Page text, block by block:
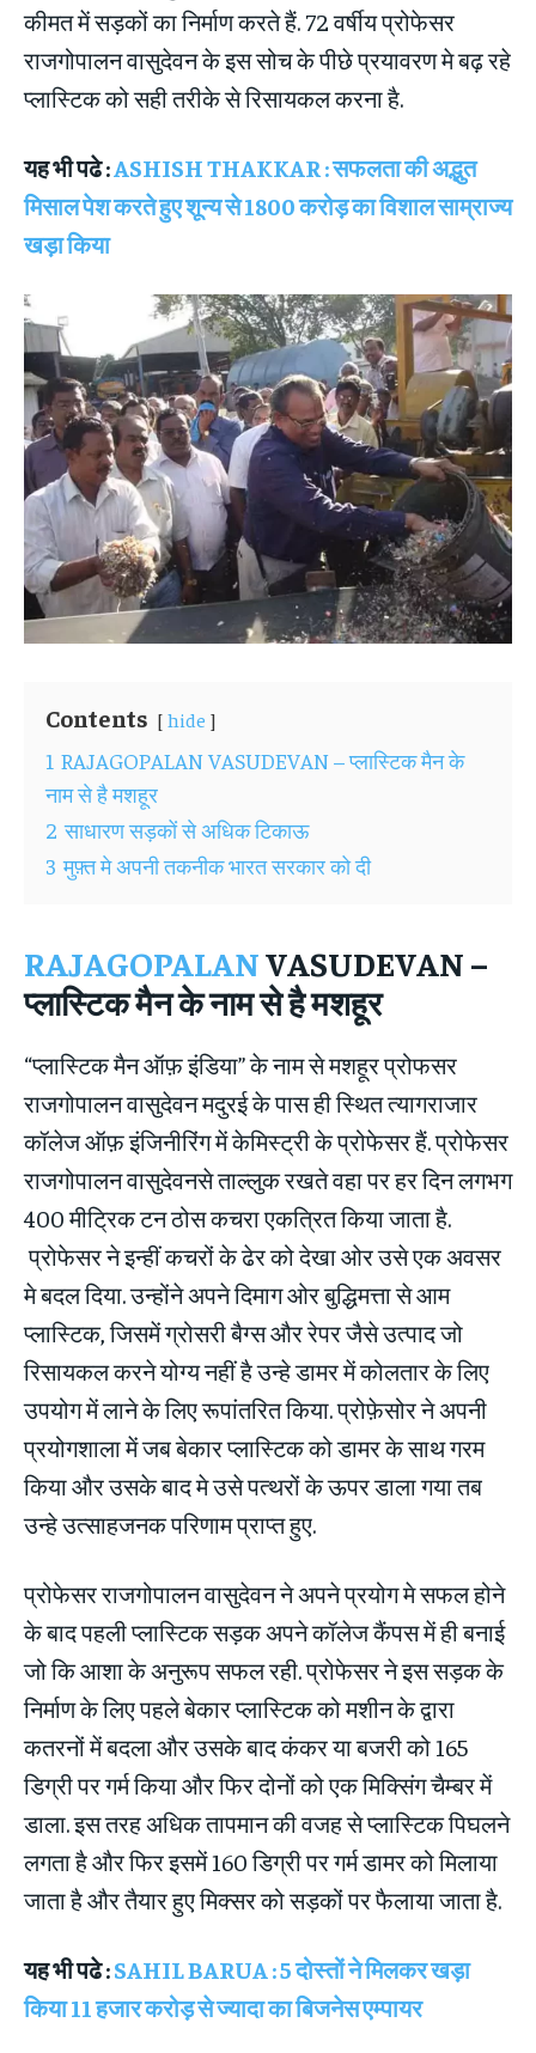
कीमत में सड़कों का निर्माण करते हैं. 72 वर्षीय प्रोफेसर
राजगोपालन वासुदेवन के इस सोच के पीछे प्रयावरण मे बढ़ रहे
प्लास्टिक को सही तरीके से रिसायकल करना है.
यह भी पढे :ASHISH THAKKAR : सफलता की अद्भुत
मिसाल पेश करते हुए शून्य से 1800 करोड़ का विशाल साम्राज्य
खड़ा किया
Contents hide
1 RAJAGOPALAN VASUDEVAN – प्लास्टिक मैन के
नाम से है मशहूर
2 साधारण सड़कों से अधिक टिकाऊ
3 मुफ़्त मे अपनी तकनीक भारत सरकार को दी
RAJAGOPALANVASUDEVAN –
प्लास्टिक मैन के नाम से है मशहूर
“प्लास्टिक मैन ऑफ़ इंडिया” के नाम से मशहूर प्रोफसर
राजगोपालन वासुदेवन मदुरई के पास ही स्थित त्यागराजार
कॉलेज ऑफ़ इंजिनीरिंग में केमिस्ट्री के प्रोफेसर हैं. प्रोफेसर
राजगोपालन वासुदेवनसे ताल्लुक रखते वहा पर हर दिन लगभग
400 मीट्रिक टन ठोस कचरा एकत्रित किया जाता है.
प्रोफेसर ने इन्हीं कचरों के ढेर को देखा ओर उसे एक अवसर
मे बदल दिया. उन्होंने अपने दिमाग ओर बुद्धिमत्ता से आम
प्लास्टिक, जिसमें ग्रोसरी बैग्स और रेपर जैसे उत्पाद जो
रिसायकल करने योग्य नहीं है उन्हे डामर में कोलतार के लिए
उपयोग में लाने के लिए रूपांतरित किया. प्रोफ़ेसोर ने अपनी
प्रयोगशाला में जब बेकार प्लास्टिक को डामर के साथ गरम
किया और उसके बाद मे उसे पत्थरों के ऊपर डाला गया तब
उन्हे उत्साहजनक परिणाम प्राप्त हुए.
प्रोफेसर राजगोपालन वासुदेवन ने अपने प्रयोग मे सफल होने
के बाद पहली प्लास्टिक सड़क अपने कॉलेज कैंपस में ही बनाई
जो कि आशा के अनुरूप सफल रही. प्रोफेसर ने इस सड़क के
निर्माण के लिए पहले बेकार प्लास्टिक को मशीन के द्वारा
कतरनों में बदला और उसके बाद कंकर या बजरी को 165
डिग्री पर गर्म किया और फिर दोनों को एक मिक्सिंग चैम्बर में
डाला. इस तरह अधिक तापमान की वजह से प्लास्टिक पिघलने
लगता है और फिर इसमें 160 डिग्री पर गर्म डामर को मिलाया
जाता है और तैयार हुए मिक्सर को सड़कों पर फैलाया जाता है.
यह भी पढे :SAHIL BARUA : 5 दोस्तों ने मिलकर खड़ा
किया 11 हजार करोड़ से ज्यादा का बिजनेस एम्पायर